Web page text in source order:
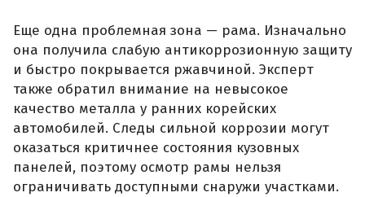
Еще одна проблемная зона — рама. Изначально
она получила слабую антикоррозионную защиту
и быстро покрывается ржавчиной. Эксперт
также обратил внимание на невысокое
качество металла у ранних корейских
автомобилей. Следы сильной коррозии могут
оказаться критичнее состояния кузовных
панелей, поэтому осмотр рамы нельзя
ограничивать доступными снаружи участками.